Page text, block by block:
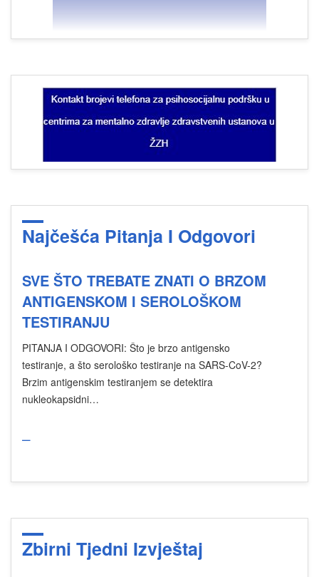
Najčešća Pitanja I Odgovori
SVE ŠTO TREBATE ZNATI O BRZOM
ANTIGENSKOM I SEROLOŠKOM
TESTIRANJU
PITANJA I ODGOVORI: Što je brzo antigensko
testiranje, a što serološko testiranje na SARS-CoV-2?
Brzim antigenskim testiranjem se detektira
nukleokapsidni…
Zbirni Tjedni Izvještaj